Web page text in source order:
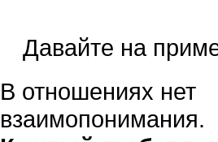
Давайте на
В отношениях нет
взаимопонимания.